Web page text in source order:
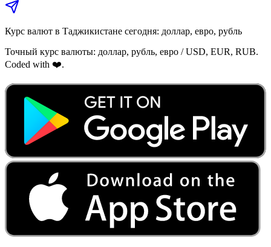
Курс валют в Таджикистане сегодня: доллар, евро, рубль
Точный курс валюты: доллар, рубль, евро / USD, EUR, RUB.
Coded with ❤️.